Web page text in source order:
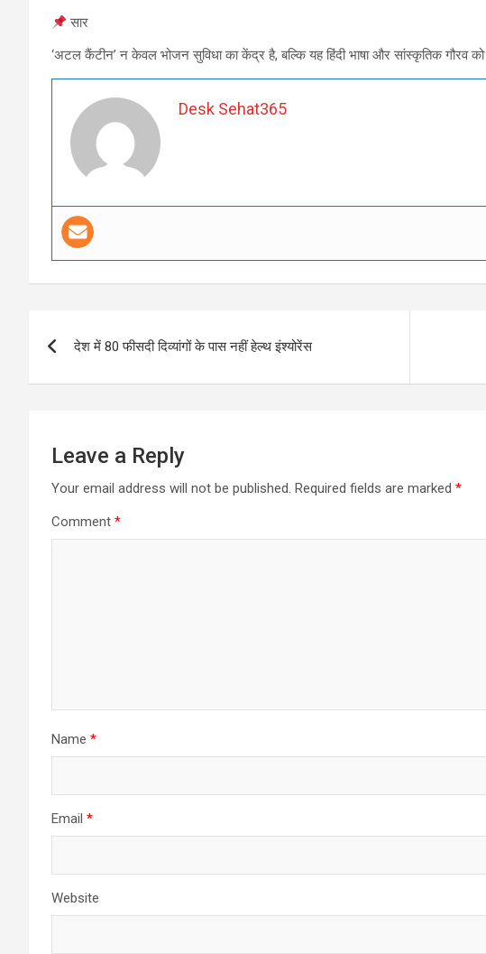
सार
‘अटल कैंटीन’ न केवल भोजन सुविधा का केंद्र है, बल्कि यह हिंदी भाषा और सांस्कृतिक गौरव को
Desk Sehat365
navigation
देश में 80 फीसदी दिव्यांगों के पास नहीं हेल्थ इंश्योरेंस
Leave a Reply
Your email address will not be published. Required fields are marked *
Comment *
Name *
Email *
Website